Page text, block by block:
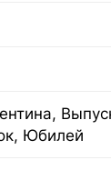
Юбилей